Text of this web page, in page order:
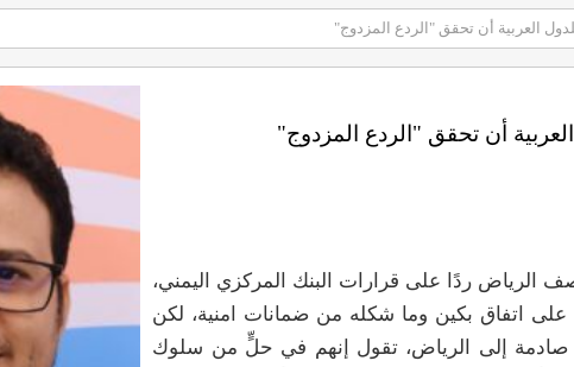
العربية أن تحقق "الردع المزدوج"
أن تحقق "الردع المزدوج"
بقصف الرياض ردًا على قرارات البنك المركزي اليمني،
على اتفاق بكين وما شكله من ضمانات امنية، لكن
صادمة إلى الرياض، تقول إنهم في حلٍّ من سلوك